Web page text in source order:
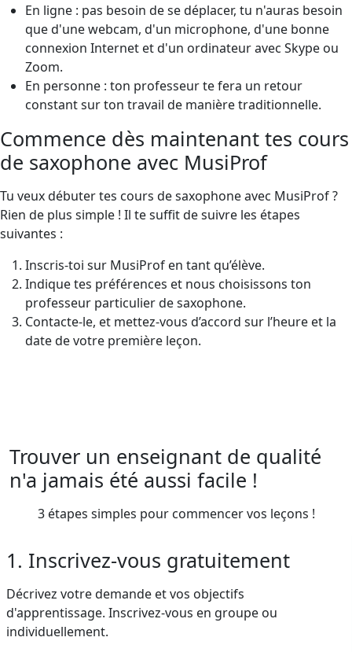
En ligne : pas besoin de se déplacer, tu n'auras besoin
que d'une webcam, d'un microphone, d'une bonne
connexion Internet et d'un ordinateur avec Skype ou
Zoom.
En personne : ton professeur te fera un retour
constant sur ton travail de manière traditionnelle.
Commence dès maintenant tes cours
de saxophone avec MusiProf
Tu veux débuter tes cours de saxophone avec MusiProf ?
Rien de plus simple ! Il te suffit de suivre les étapes
suivantes :
Inscris-toi sur MusiProf en tant qu’élève.
Indique tes préférences et nous choisissons ton
professeur particulier de saxophone.
Contacte-le, et mettez-vous d’accord sur l’heure et la
date de votre première leçon.
Trouver un enseignant de qualité
n'a jamais été aussi facile !
3 étapes simples pour commencer vos leçons !
1. Inscrivez-vous gratuitement
Décrivez votre demande et vos objectifs
d'apprentissage. Inscrivez-vous en groupe ou
individuellement.